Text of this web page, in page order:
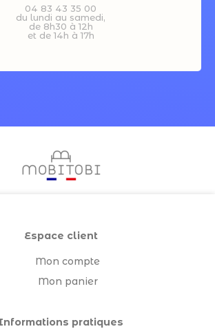
04 83 43 35 00
du lundi au samedi,
de 8h30 à 12h
et de 14h à 17h
Espace client
Mon compte
Mon panier
pratiques